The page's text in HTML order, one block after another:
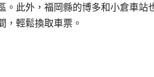
。此外，福岡縣的博多和小倉車
，輕鬆換取車票。